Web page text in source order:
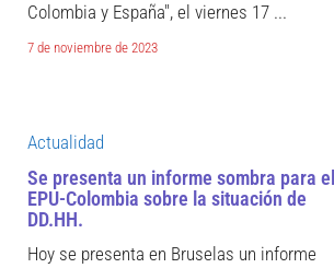
Colombia y España", el viernes 17 ...
7 de noviembre de 2023
Actualidad
Se presenta un informe sombra para el
EPU-Colombia sobre la situación de
DD.HH.
Hoy se presenta en Bruselas un informe